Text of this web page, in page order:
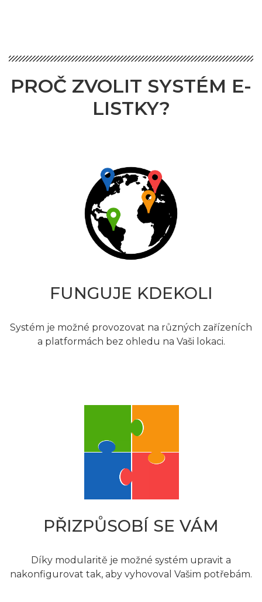
PROČ ZVOLIT SYSTÉM E-
LISTKY?
FUNGUJE KDEKOLI
Systém je možné provozovat na různých zařízeních
a platformách bez ohledu na Vaši lokaci.
PŘIZPŮSOBÍ SE VÁM
Díky modularitě je možné systém upravit a
nakonfigurovat tak, aby vyhovoval Vašim potřebám.